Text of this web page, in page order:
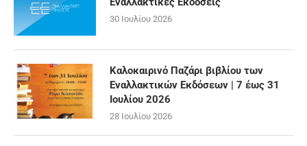
30 Ιουλίου 2026
Καλοκαιρινό Παζάρι βιβλίου των
Εναλλακτικών Εκδόσεων | 7 έως 31
Ιουλίου 2026
28 Ιουλίου 2026